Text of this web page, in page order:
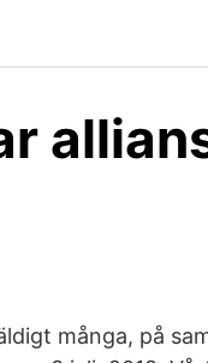
många, på